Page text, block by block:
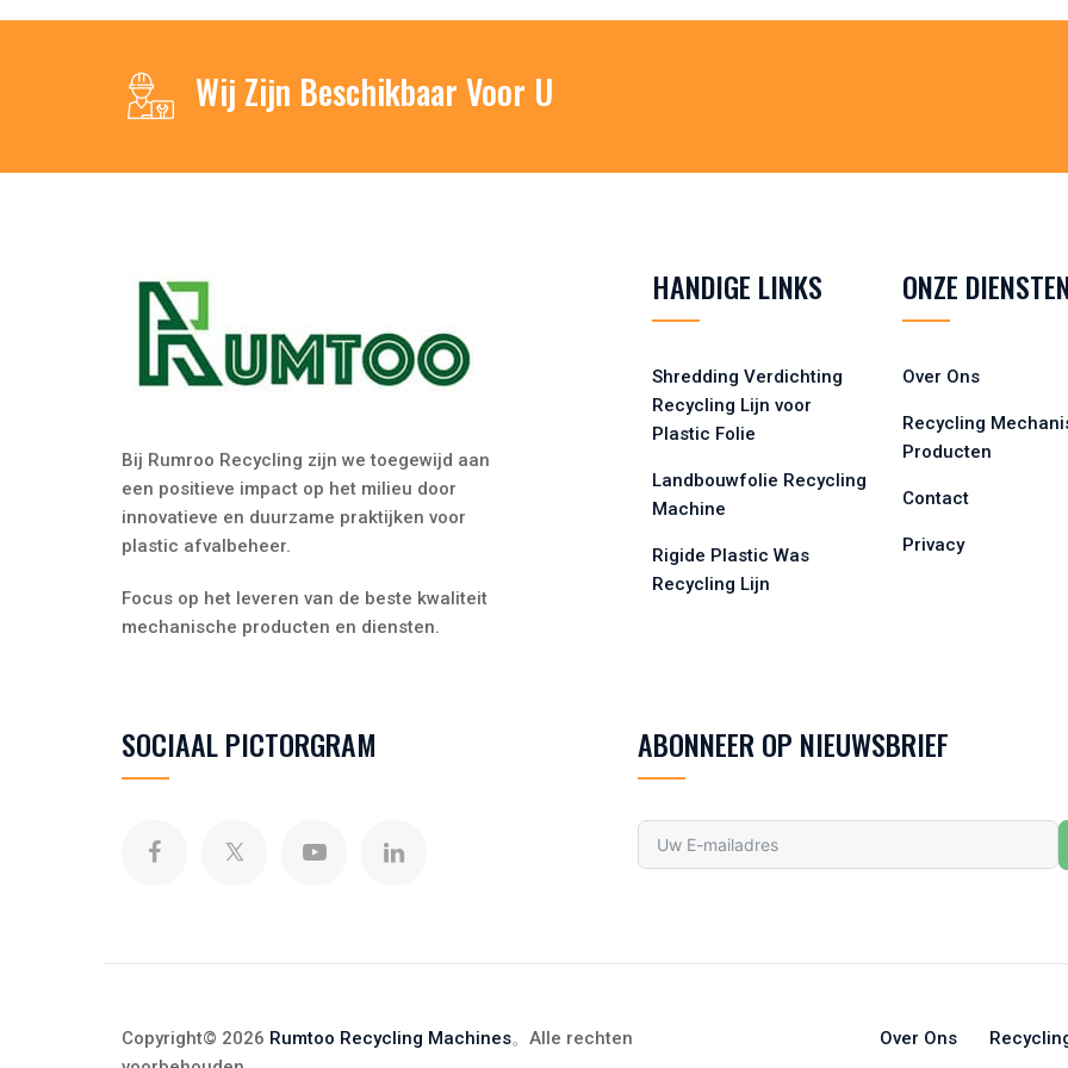
Wij Zijn Beschikbaar Voor U
Bij Rumroo Recycling zijn we toegewijd aan
een positieve impact op het milieu door
innovatieve en duurzame praktijken voor
plastic afvalbeheer.
Focus op het leveren van de beste kwaliteit
mechanische producten en diensten.
HANDIGE LINKS
Shredding Verdichting
Recycling Lijn voor
Plastic Folie
Landbouwfolie Recycling
Machine
Rigide Plastic Was
Recycling Lijn
ONZE
Over Ons
Recycling
Producten
Contact
Privacy
SOCIAAL PICTORGRAM ABONNEER OP NIEUWSBRIEF
Copyright© 2026 Rumtoo Recycling Machines。Alle rechten
Over Ons